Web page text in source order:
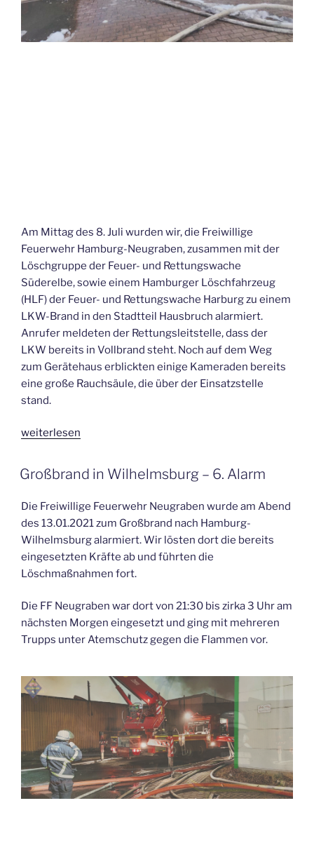
Am Mittag des 8. Juli wurden wir, die Freiwillige
Feuerwehr Hamburg-Neugraben, zusammen mit der
Löschgruppe der Feuer- und Rettungswache
Süderelbe, sowie einem Hamburger Löschfahrzeug
(HLF) der Feuer- und Rettungswache Harburg zu einem
LKW-Brand in den Stadtteil Hausbruch alarmiert.
Anrufer meldeten der Rettungsleitstelle, dass der
LKW bereits in Vollbrand steht. Noch auf dem Weg
zum Gerätehaus erblickten einige Kameraden bereits
eine große Rauchsäule, die über der Einsatzstelle
stand.
„Feuer
2.
Alarm
in
Hamburg-
Hausbruch“
weiterlesen
VERÖFFENTLICHT
AM
Großbrand in Wilhelmsburg – 6. Alarm
Die Freiwillige Feuerwehr Neugraben wurde am Abend
des 13.01.2021 zum Großbrand nach Hamburg-
Wilhelmsburg alarmiert. Wir lösten dort die bereits
eingesetzten Kräfte ab und führten die
Löschmaßnahmen fort.
Die FF Neugraben war dort von 21:30 bis zirka 3 Uhr am
nächsten Morgen eingesetzt und ging mit mehreren
Trupps unter Atemschutz gegen die Flammen vor.